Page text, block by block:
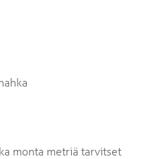
monta metriä tarvitset